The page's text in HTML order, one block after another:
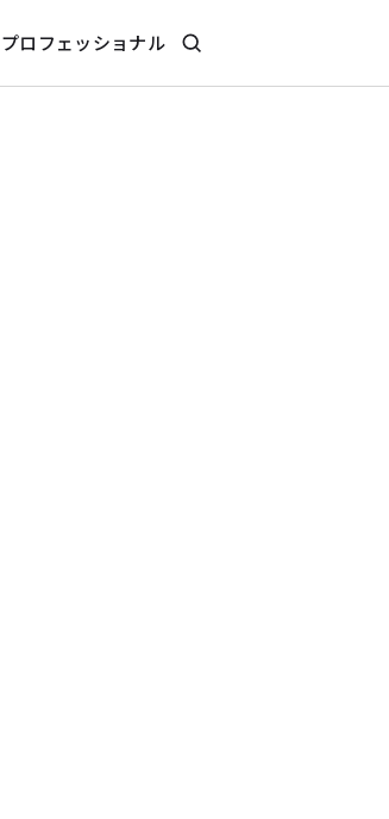
プロフェッショナル